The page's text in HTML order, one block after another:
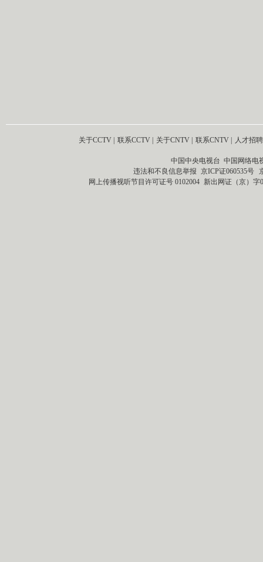
关于CCTV 联系CCTV 关于CNTV 联系CNTV 人才招聘
中国中央电视台 中国网络电
违法和不良信息举报 京ICP证060535号
网上传播视听节目许可证号 0102004 新出网证（京）